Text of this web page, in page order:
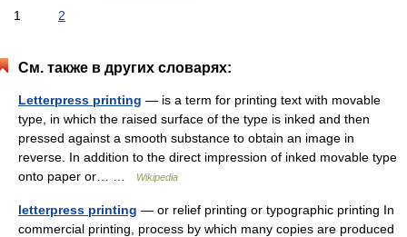
1 2
См. также в других словарях:
Letterpress printing — is a term for printing text with movable
type, in which the raised surface of the type is inked and then
pressed against a smooth substance to obtain an image in
reverse. In addition to the direct impression of inked movable type
onto paper or… …
Wikipedia
letterpress printing — or relief printing or typographic printing In
commercial printing, process by which many copies are produced